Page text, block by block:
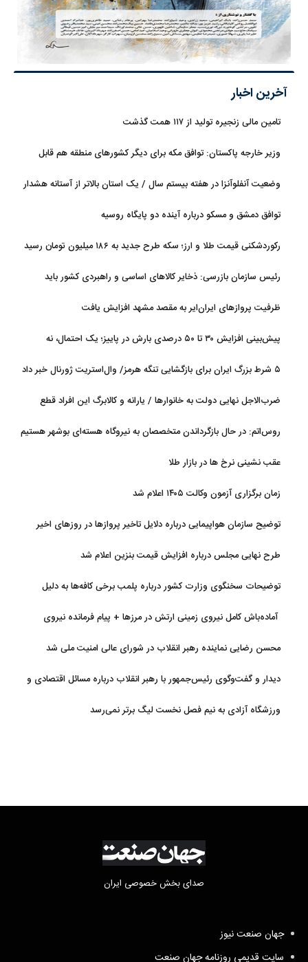
آخرین اخبار
تامین مالی زنجیره تولید از ۱۱۷ همت گذشت
وزیر خارجه پاکستان: توافق مکه برای دیگر کشورهای منطقه هم قابل
وضعیت آنفلوآنزا در هفته بیستم سال / یک استان بالاتر از آستانه هشدار
توافق دمشق و مسکو درباره آینده دو پایگاه روسیه
رکوردشکنی قیمت طلا و ارز؛ سکه طرح جدید به ۱۸۶ میلیون تومان رسید
رئیس سازمان بازرسی: ذخایر کالاهای اساسی و راهبردی کشور باید
ظرفیت پروازهای ایران‌ایر به مقصد مشهد افزایش یافت
پیش‌بینی افزایش ۳۰ تا ۵۰ درصدی بارش در پاییز؛ یک احتمال، نه
۵ شرط بزرگ ایران برای بازگشایی تنگه هرمز/ وال‌استریت ژورنال خبر داد
ضرب‌الاجل نهایی دولت به خانوارها / یارانه و کالابرگ این افراد قطع
روس‌اتم: در حال بازگرداندن متخصصان به نیروگاه هسته‌ای بوشهر هستیم
عقب نشینی نرخ ها در بازار طلا
زمان برگزاری آزمون وکالت ۱۴۰۵ اعلام شد
توضیح سازمان هواپیمایی درباره دلایل تاخیر پروازها در روزهای اخیر
طرح نهایی مجلس درباره افزایش قیمت بنزین اعلام شد
توضیحات سخنگوی وزارت کشور درباره پلمب برخی کافه‌ها به دلیل
آماده‌باش کامل نیروی زمینی ارتش در مرزها + پیام فرمانده نیروی
محسن رضایی نماینده رهبر انقلاب در شورای عالی امنیت ملی شد
دیدار و گفت‌وگوی رئیس‌جمهور با رهبر انقلاب درباره مسائل اقتصادی و
ورزشگاه آزادی به نیم فصل نخست لیگ برتر نمی‌رسد
صدای بخش خصوصی ایران
جهان صنعت نیوز
سایت قدیمی روزنامه جهان صنعت